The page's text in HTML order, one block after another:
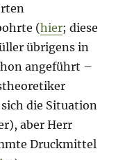
(hier; diese
übrigens in
angeführt –
die Situation
aber Herr
Druckmittel